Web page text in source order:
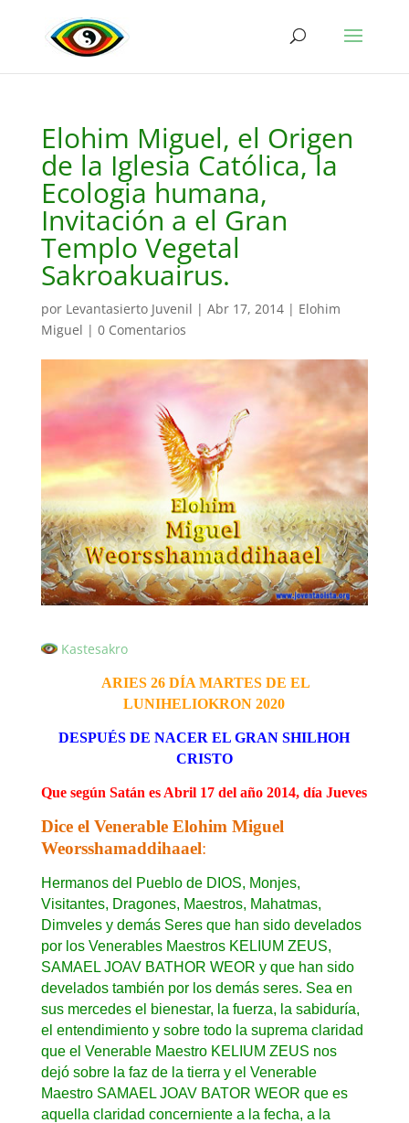
Elohim Miguel, el Origen
de la Iglesia Católica, la
Ecologia humana,
Invitación a el Gran
Templo Vegetal
Sakroakuairus.
por Levantasierto Juvenil | Abr 17, 2014| Elohim
Miguel | 0 Comentarios
Kastesakro
ARIES 26 DÍA MARTES DE EL
LUNIHELIOKRON 2020
DESPUÉS DE NACER EL GRAN SHILHOH
CRISTO
Que según Satán es Abril 17 del año 2014, día Jueves
Dice el Venerable Elohim Miguel
Weorsshamaddihaael:
Hermanos del Pueblo de DIOS, Monjes,
Visitantes, Dragones, Maestros, Mahatmas,
Dimveles y demás Seres que han sido develados
por los Venerables Maestros KELIUM ZEUS,
SAMAEL JOAV BATHOR WEOR y que han sido
develados también por los demás seres. Sea en
sus mercedes el bienestar, la fuerza, la sabiduría,
el entendimiento y sobre todo la suprema claridad
que el Venerable Maestro KELIUM ZEUS nos
dejó sobre la faz de la tierra y el Venerable
Maestro SAMAEL JOAV BATOR WEOR que es
aquella claridad concerniente a la fecha, a la